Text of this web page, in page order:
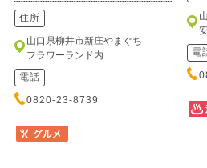
住所
山口県柳井市新庄やまぐち
フラワーランド内
電話
0820-23-8739
電